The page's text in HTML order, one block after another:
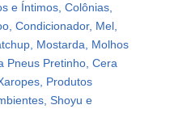
e Íntimos, Colônias,
Condicionador, Mel,
Mostarda, Molhos
Pneus Pretinho, Cera
Produtos
Shoyu e